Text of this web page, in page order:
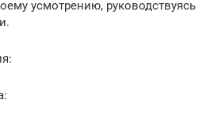
усмотрению, руководствуясь